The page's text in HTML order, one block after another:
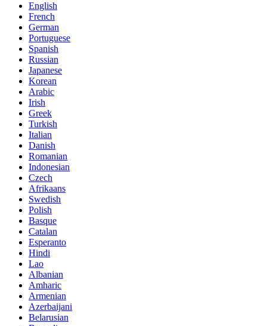
English
French
German
Portuguese
Spanish
Russian
Japanese
Korean
Arabic
Irish
Greek
Turkish
Italian
Danish
Romanian
Indonesian
Czech
Afrikaans
Swedish
Polish
Basque
Catalan
Esperanto
Hindi
Lao
Albanian
Amharic
Armenian
Azerbaijani
Belarusian